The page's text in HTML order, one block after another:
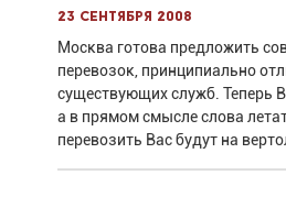
23 сентября 2008
Москва готова предложить
перевозок, принципиально
существующих служб. Теперь
а в прямом смысле слова
перевозить Вас будут на